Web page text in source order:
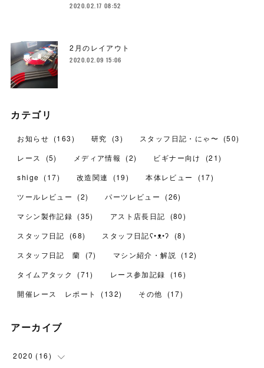
2020.02.17 08:52
2月のレイアウト
2020.02.09 15:06
カテゴリ
お知らせ (163) 研究 (3) スタッフ日記・にゃ〜 (50)
レース
(5) メディア情報 (2) ビギナー向け (21)
shige (17) 改造関連 (19) 本体レビュー (17)
ツールレビュー
(2) パーツレビュー (26)
マシン製作記録 (35) アスト店長日記 (80)
スタッフ日記
(68) スタッフ日記ʕ•ᴥ•ʔ (8)
スタッフ日記 蘭
(7) マシン紹介・解説 (12)
タイムアタック
(71) レース参加記録 (16)
開催レース レポート
(132) その他 (17)
アーカイブ
2020 (16)